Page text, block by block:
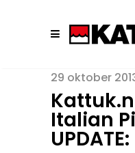
29 oktober
Italian